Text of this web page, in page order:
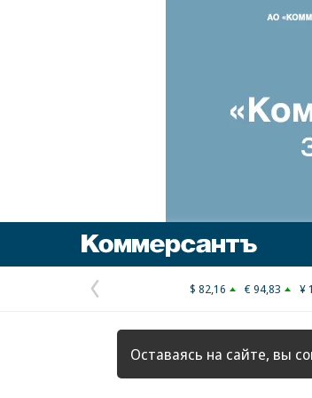
Предыдущая
страница
$ 82,16 € 94,83 ¥
Оставаясь на сайте, вы